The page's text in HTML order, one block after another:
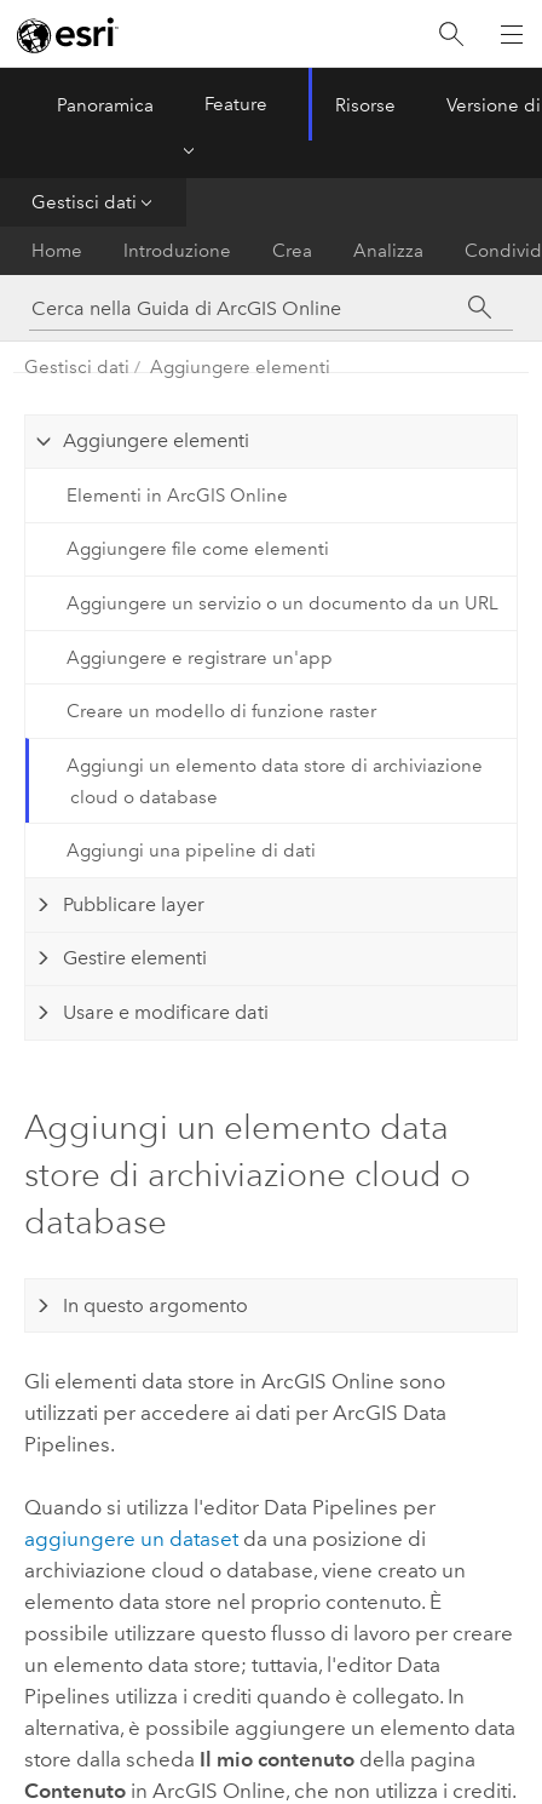
ArcGIS Online
Panoramica Feature Risorse Versione
Gestisci dati
Home Introduzione Crea Analizza
Gestisci dati Aggiungere elementi
Aggiungere elementi
Elementi in ArcGIS Online
Aggiungere file come elementi
Aggiungere un servizio o un documento da un URL
Aggiungere e registrare un'app
Creare un modello di funzione raster
Aggiungi un elemento data store di archiviazione
cloud o database
Aggiungi una pipeline di dati
Pubblicare layer
Gestire elementi
Usare e modificare dati
Aggiungi un elemento data
store di archiviazione cloud o
database
In questo argomento
Gli elementi data store in ArcGIS Online sono
utilizzati per accedere ai dati per ArcGIS Data
Pipelines.
Quando si utilizza l'editor Data Pipelines per
aggiungere un datasetda una posizione di
archiviazione cloud o database, viene creato un
elemento data store nel proprio contenuto. È
possibile utilizzare questo flusso di lavoro per creare
un elemento data store; tuttavia, l'editor Data
Pipelines utilizza i crediti quando è collegato. In
alternativa, è possibile aggiungere un elemento data
store dalla scheda Il mio contenutodella pagina
Contenutoin ArcGIS Online, che non utilizza i crediti.